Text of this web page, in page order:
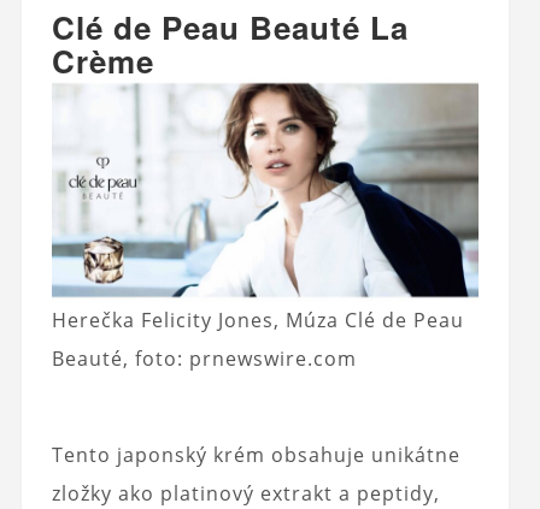
Clé de Peau Beauté La
Crème
Herečka Felicity Jones, Múza Clé de Peau
Beauté, foto: prnewswire.com
Tento japonský krém obsahuje unikátne
zložky ako platinový extrakt a peptidy,